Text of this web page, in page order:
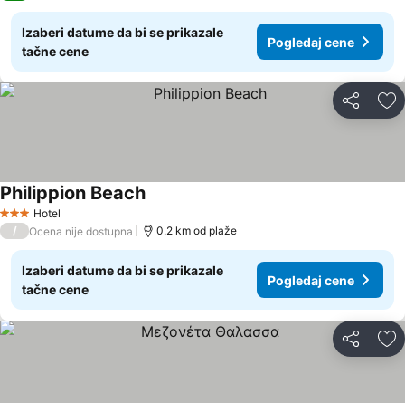
Izaberi datume da bi se prikazale
tačne cene
Pogledaj cene
Deli
3 Zvezdice
Hotel
Philippion Beach
/ Ocena nije dostupna 0.2 km od plaže
Izaberi datume da bi se prikazale
tačne cene
Pogledaj cene
Deli